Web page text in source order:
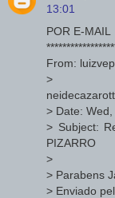
13:01
POR E-MAIL
From:
> To:
> Date:
> Subject:
PIZARRO
>
> Parabens
> Enviado